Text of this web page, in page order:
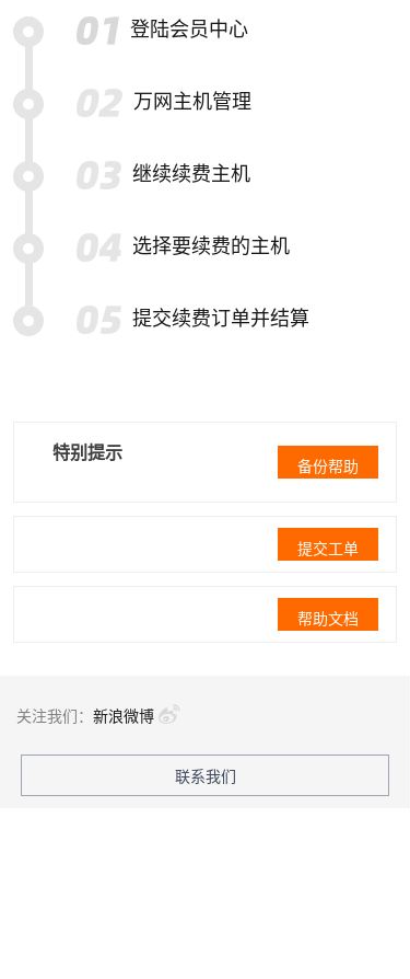
登陆会员中心
万网主机管理
继续续费主机
选择要续费的主机
提交续费订单并结算
特别提示
备份帮助
提交工单
帮助文档